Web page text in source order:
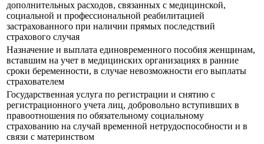
дополнительных расходов, связанных с медицинской,
социальной и профессиональной реабилитацией
застрахованного при наличии прямых последствий
страхового случая
Назначение и выплата единовременного пособия женщинам,
вставшим на учет в медицинских организациях в ранние
сроки беременности, в случае невозможности его выплаты
страхователем
Государственная услуга по регистрации и снятию с
регистрационного учета лиц, добровольно вступивших в
правоотношения по обязательному социальному
страхованию на случай временной нетрудоспособности и в
связи с материнством